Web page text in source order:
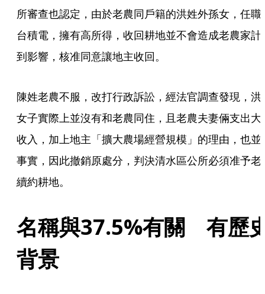
所審查也認定，由於老農同戶籍的洪姓外孫女，任職
台積電，擁有高所得，收回耕地並不會造成老農家計
到影響，核准同意讓地主收回。
陳姓老農不服，改打行政訴訟，經法官調查發現，洪
女子實際上並沒有和老農同住，且老農夫妻倆支出大
收入，加上地主「擴大農場經營規模」的理由，也並
事實，因此撤銷原處分，判決清水區公所必須准予老
續約耕地。
名稱與37.5%有關　有歷
背景